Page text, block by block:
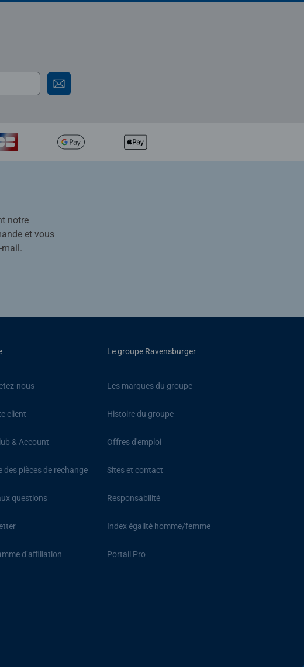
notre
et vous
mail.
nous
client
& Account
des pièces de rechange
questions
d’affiliation
Le groupe Ravensburger
Les marques du groupe
Histoire du groupe
Offres d'emploi
Sites et contact
Responsabilité
Index égalité homme/femme
Portail Pro